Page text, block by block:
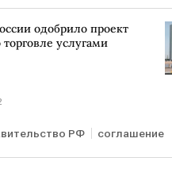
Дональд Трамп ЕС
одобрило проект
услугами
РФ соглашение